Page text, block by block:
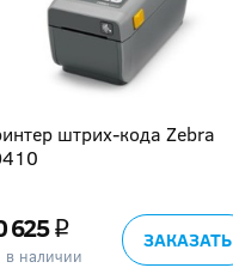
штрих-кода Zebra
625 q
в наличии
ЗАКАЗАТЬ